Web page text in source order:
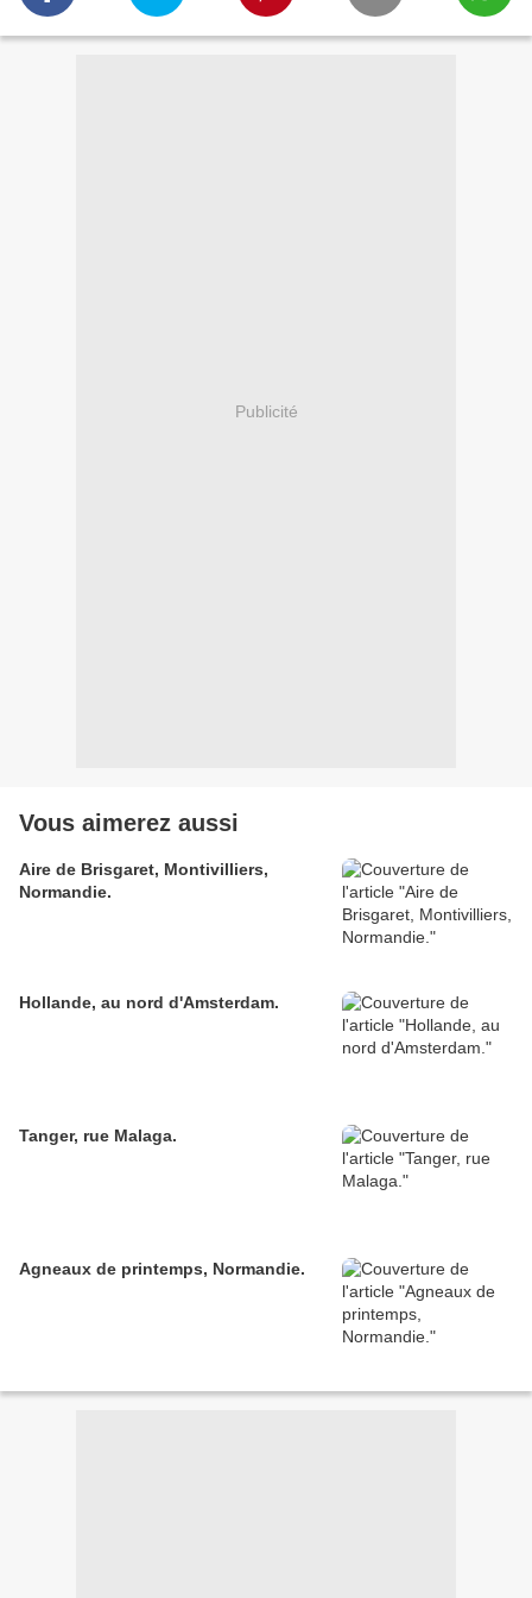
Publicité
Vous aimerez aussi
Aire de Brisgaret, Montivilliers,
Normandie.
Hollande, au nord d'Amsterdam.
Tanger, rue Malaga.
Agneaux de printemps, Normandie.